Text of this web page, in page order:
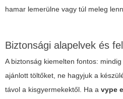
hamar lemerülne vagy túl meleg
Biztonsági alapelvek és
A biztonság kiemelten fontos:
ajánlott töltőket, ne hagyjuk a
távol a kisgyermekektől. Ha a vype